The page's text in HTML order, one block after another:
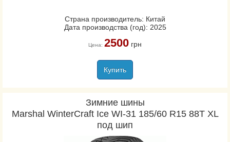
Страна производитель: Китай
Дата производства (год): 2025
Цена: 2500грн
Купить
Зимние шины
Marshal WinterCraft Ice WI-31 185/60 R15 88T XL
под шип